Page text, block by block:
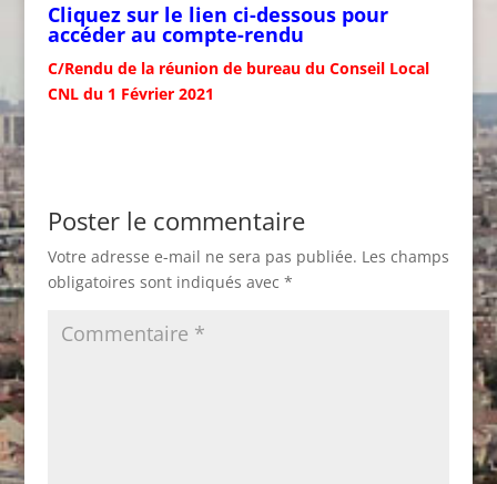
Cliquez sur le lien ci-dessous pour
accéder au compte-rendu
C/Rendu de la réunion de bureau du Conseil Local
CNL du 1 Février 2021
Poster le commentaire
Votre adresse e-mail ne sera pas publiée. Les champs
obligatoires sont indiqués avec *